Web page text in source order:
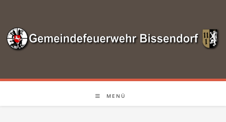
springen
MENÜ